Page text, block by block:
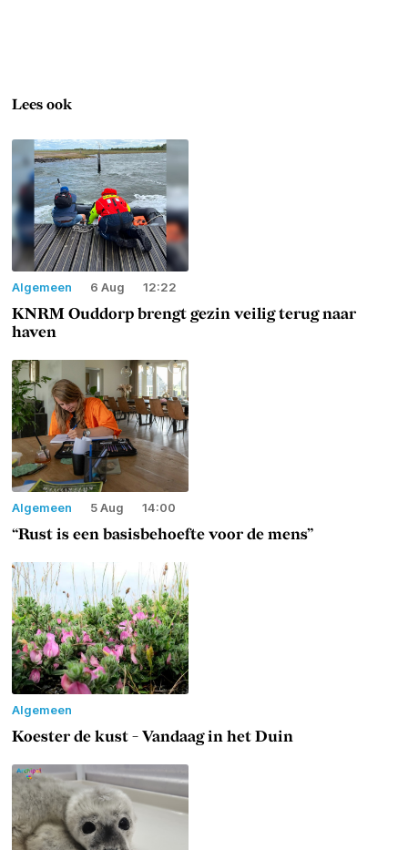
Lees ook
Algemeen 6 Aug 12:22
KNRM Ouddorp brengt gezin veilig terug naar
haven
Algemeen 5 Aug 14:00
“Rust is een basisbehoefte voor de mens”
Algemeen
Koester de kust - Vandaag in het Duin